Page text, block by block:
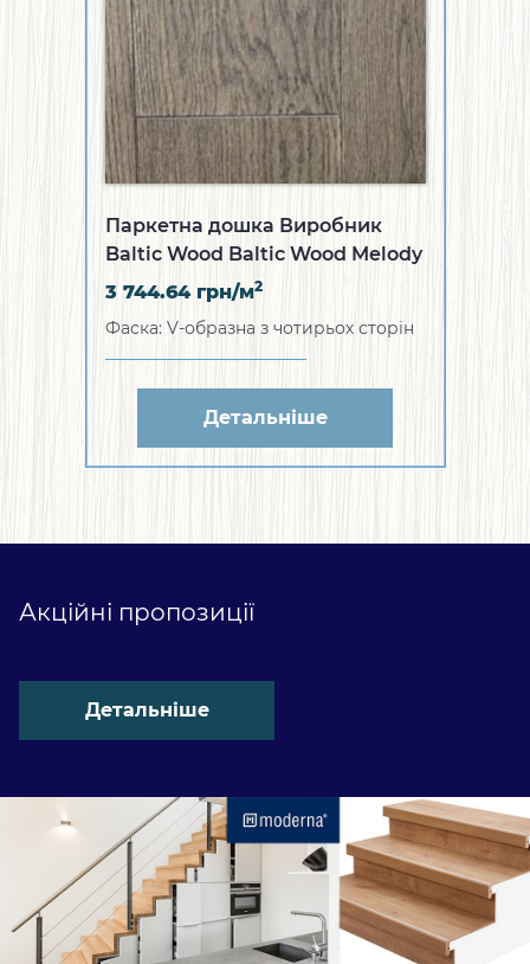
Паркетна дошка Виробник
Baltic Wood Baltic Wood Melody
Collection Дуб Vincent 1R (WZ-
3 744.64 грн/м2
Фаска: V-образна з чотирьох сторін
Детальніше
Акційні пропозиції
Детальніше